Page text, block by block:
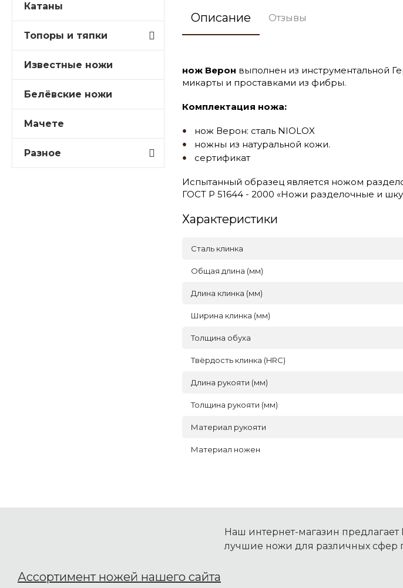
Катаны
Топоры и тяпки
Известные ножи
Белёвские ножи
Мачете
Разное
Описание Отзывы
нож Верон выполнен из инструментальной
микарты и проставками из фибры.
Комплектация ножа:
нож Верон: сталь NIOLOX
ножны из натуральной кожи.
сертификат
Испытанный образец является ножом
ГОСТ Р 51644 - 2000 «Ножи разделочные и
Характеристики
Сталь клинка
Общая длина (мм)
Длина клинка (мм)
Ширина клинка (мм)
Толщина обуха
Твёрдость клинка (HRC)
Длина рукояти (мм)
Толщина рукояти (мм)
Материал рукояти
Материал ножен
Наш интернет-магазин предлагает
лучшие ножи для различных сфер
Ассортимент ножей нашего сайта